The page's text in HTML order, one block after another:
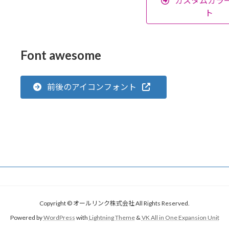
ト
Font awesome
前後のアイコンフォント
Copyright © オールリンク株式会社 All Rights Reserved.
Powered byWordPress with Lightning Theme& VK All in One Expansion Unit